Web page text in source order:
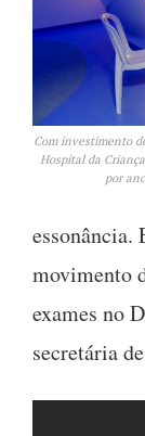
Com investimento
Hospital da
por
essonância.
movimento
exames no
secretária